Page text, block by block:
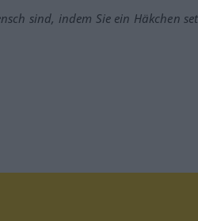
sind, indem Sie ein Häkchen